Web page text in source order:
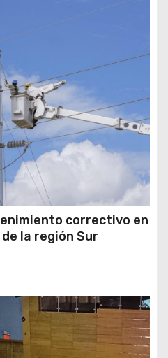
correctivo en
la región Sur